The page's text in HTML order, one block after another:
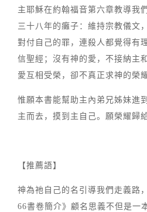
主耶穌在約翰福音第六章教導我
三十八年的癱子：維持宗教儀文
對付自己的罪，連殺人都覺得有
信聖經；沒有神的愛，不接納主
愛互相受榮，卻不真正求神的榮
惟願本書能幫助主內弟兄姊妹進
主而去，摸到主自己。願榮耀歸
【推薦語】
神為祂自己的名引導我們走義路
66書卷簡介》顧名思義不但是一